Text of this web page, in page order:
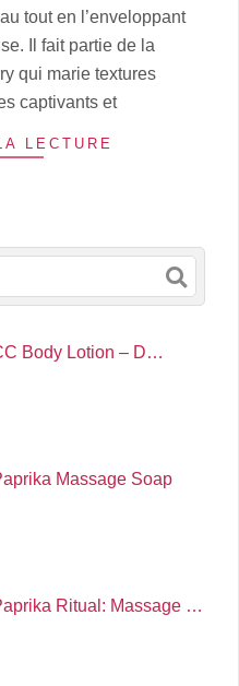
tout en l’enveloppant
Il fait partie de la
qui marie textures
captivants et
LECTURE
Body Lotion – D…
Massage Soap
Ritual: Massage …